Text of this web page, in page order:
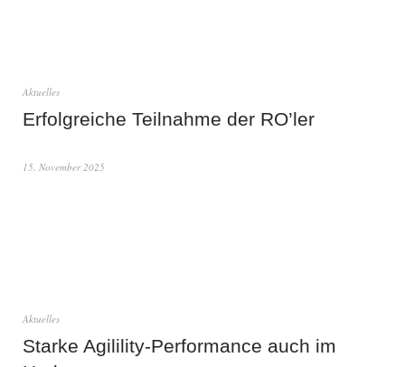
Aktuelles
Erfolgreiche Teilnahme der RO’ler
15. November 2025
Aktuelles
Starke Agilility-Performance auch im